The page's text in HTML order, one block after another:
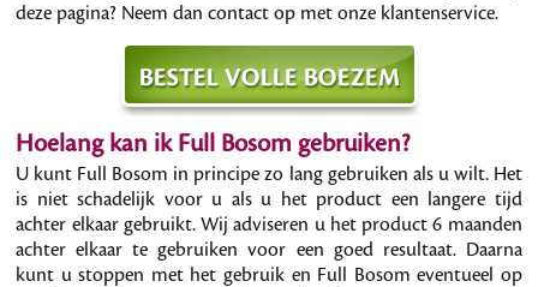
deze pagina? Neem dan contact op met onze klantenservice.
Hoelang kan ik Full Bosom gebruiken?
U kunt Full Bosom in principe zo lang gebruiken als u wilt. Het
is niet schadelijk voor u als u het product een langere tijd
achter elkaar gebruikt. Wij adviseren u het product 6 maanden
achter elkaar te gebruiken voor een goed resultaat. Daarna
kunt u stoppen met het gebruik en Full Bosom eventueel op